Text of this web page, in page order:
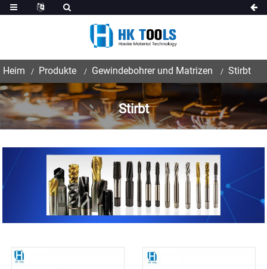
Heim Produkte Gewindebohrer und Matrizen Stirbt
Stirbt